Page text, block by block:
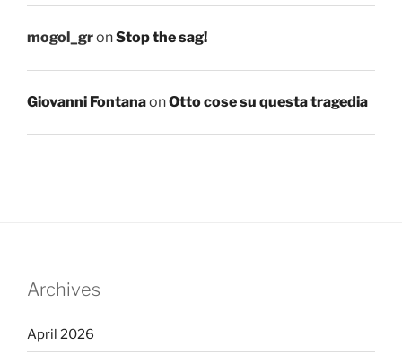
mogol_gronStop the sag!
Giovanni FontanaonOtto cose su questa tragedia
Archives
April 2026